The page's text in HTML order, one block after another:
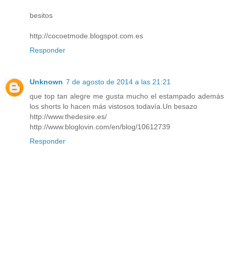
besitos
http://cocoetmode.blogspot.com.es
Responder
Unknown 7 de agosto de 2014 a las 21:21
que top tan alegre me gusta mucho el estampado además
los shorts lo hacen más vistosos todavía.Un besazo
http://www.thedesire.es/
http://www.bloglovin.com/en/blog/10612739
Responder